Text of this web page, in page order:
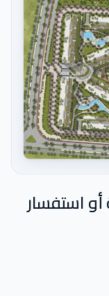
أو استفسار